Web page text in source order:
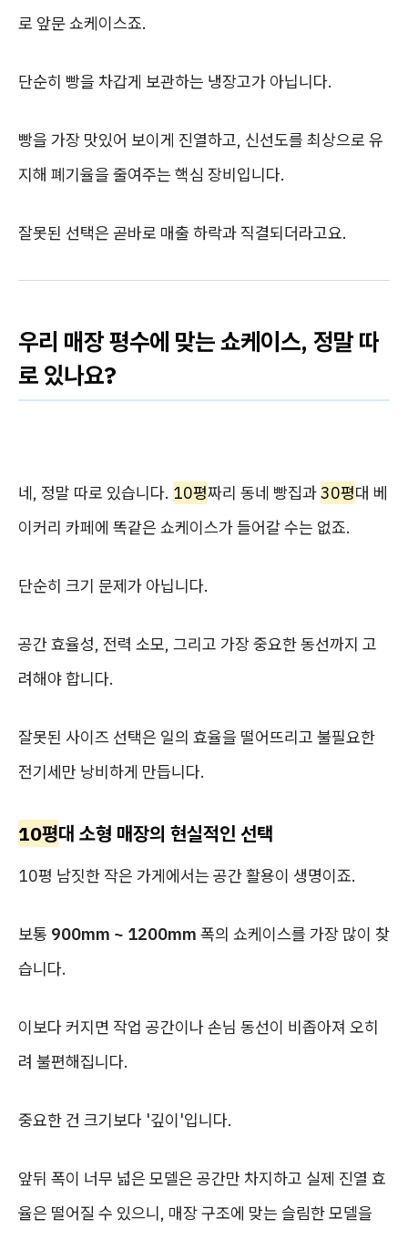
로 앞문 쇼케이스죠.
단순히 빵을 차갑게 보관하는 냉장고가 아닙니다.
빵을 가장 맛있어 보이게 진열하고, 신선도를 최상으로 유
지해 폐기율을 줄여주는 핵심 장비입니다.
잘못된 선택은 곧바로 매출 하락과 직결되더라고요.
우리 매장 평수에 맞는 쇼케이스, 정말 따
로 있나요?
네, 정말 따로 있습니다. 10평짜리 동네 빵집과30평대 베
이커리 카페에 똑같은 쇼케이스가 들어갈 수는 없죠.
단순히 크기 문제가 아닙니다.
공간 효율성, 전력 소모, 그리고 가장 중요한 동선까지 고
려해야 합니다.
잘못된 사이즈 선택은 일의 효율을 떨어뜨리고 불필요한
전기세만 낭비하게 만듭니다.
10평대 소형 매장의 현실적인 선택
10평 남짓한 작은 가게에서는 공간 활용이 생명이죠.
보통 900mm ~ 1200mm 폭의 쇼케이스를 가장 많이 찾
습니다.
이보다 커지면 작업 공간이나 손님 동선이 비좁아져 오히
려 불편해집니다.
중요한 건 크기보다 '깊이'입니다.
앞뒤 폭이 너무 넓은 모델은 공간만 차지하고 실제 진열 효
율은 떨어질 수 있으니, 매장 구조에 맞는 슬림한 모델을